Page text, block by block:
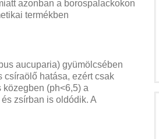
azonban a borospalackokon
termékben
aucuparia) gyümölcsében
csíraölő hatása, ezért csak
(ph<6,5) a
zsírban is oldódik. A